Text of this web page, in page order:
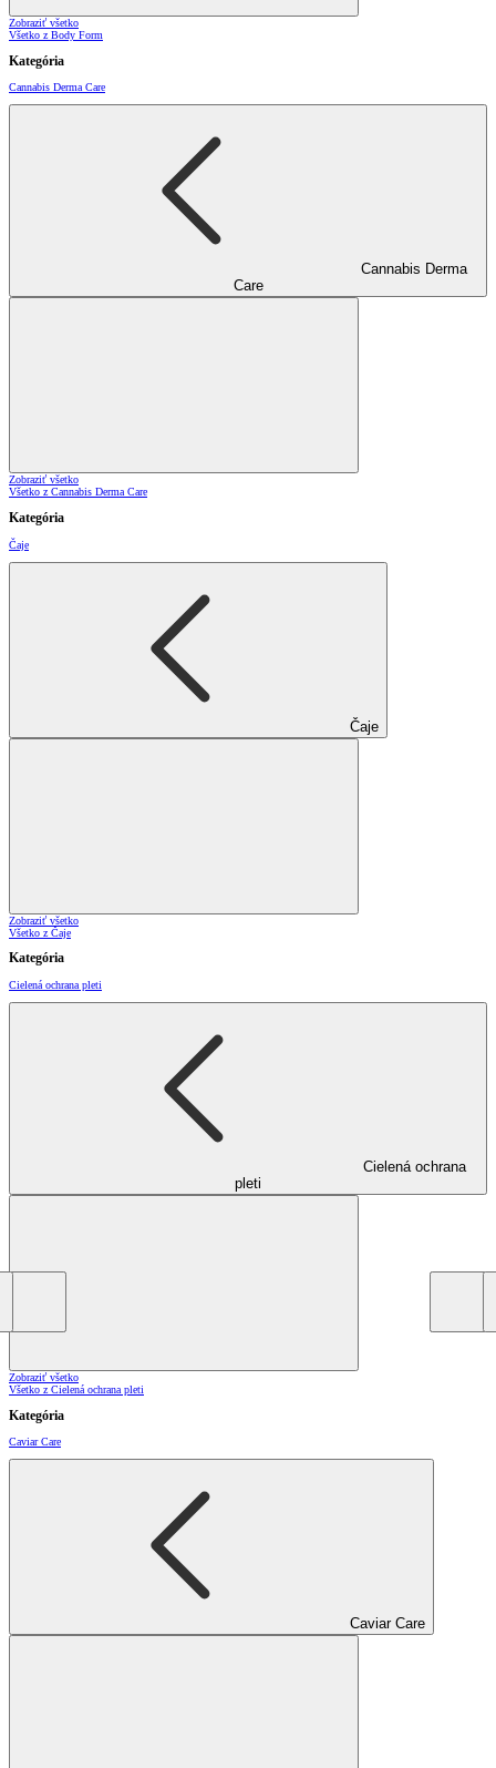
Zobraziť všetko
Všetko z Body Form
Kategória
Cannabis Derma Care
Cannabis Derma
Care
Zobraziť všetko
Všetko z Cannabis Derma Care
Kategória
Čaje
Čaje
Zobraziť všetko
Všetko z Čaje
Kategória
Cielená ochrana pleti
Cielená ochrana
pleti
Zobraziť všetko
Všetko z Cielená ochrana pleti
Kategória
Caviar Care
Caviar Care